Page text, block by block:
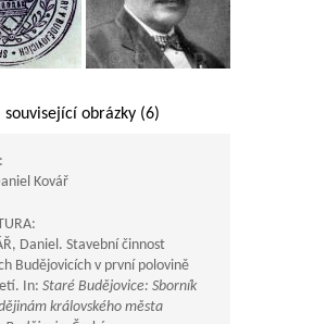
související obrázky (6)
Kovář
Daniel. Stavební činnost
Budějovicích v první polovině
In: Staré Budějovice: Sborník
královského města